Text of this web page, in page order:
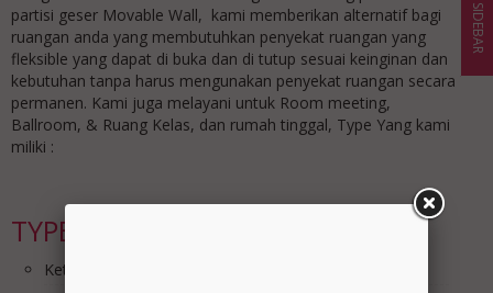
partisi geser Movable Wall, kami memberikan alternatif bagi
ruangan anda yang membutuhkan penyekat ruangan yang
fleksible yang dapat di buka dan di tutup sesuai keinginan dan
kebutuhan tanpa harus mengunakan penyekat ruangan secara
permanen. Kami juga melayani untuk Room meeting,
Ballroom, & Ruang Kelas, dan rumah tinggal, Type Yang kami
miliki :
TYPE iP-65
Ketebalan ip-65 : 65mm
SIDEBAR